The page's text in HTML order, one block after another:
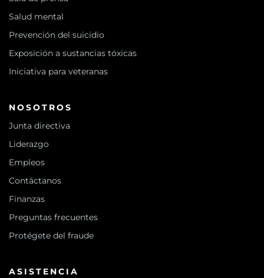
Salud mental
Prevención del suicidio
Exposición a sustancias tóxicas
Iniciativa para veteranas
NOSOTROS
Junta directiva
Liderazgo
Empleos
Contáctanos
Finanzas
Preguntas frecuentes
Protégete del fraude
ASISTENCIA